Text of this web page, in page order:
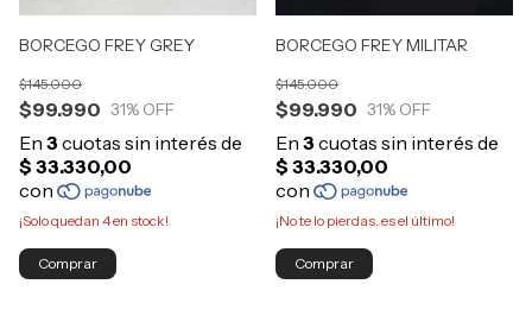
BORCEGO FREY GREY
$99.990
$145.000
31% OFF
¡Solo quedan 4en stock!
Comprar
BORCEGO FREY MILITAR
$99.990
$145.000
31% OFF
¡No te lo pierdas, es el último!
Comprar